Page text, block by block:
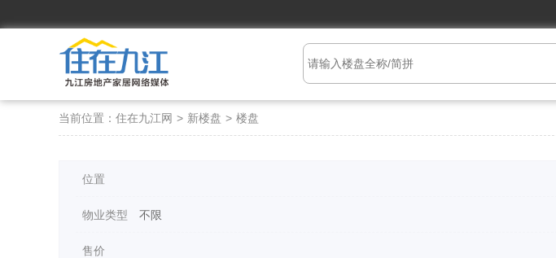
当前位置： 住在九江网 > 新楼盘 > 楼盘
位置
物业类型 不限
售价